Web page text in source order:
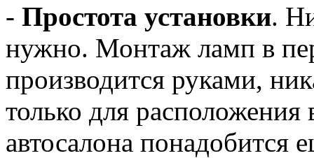
- Простота установки.
нужно. Монтаж ламп в
производится руками,
только для расположения
автосалона понадобится